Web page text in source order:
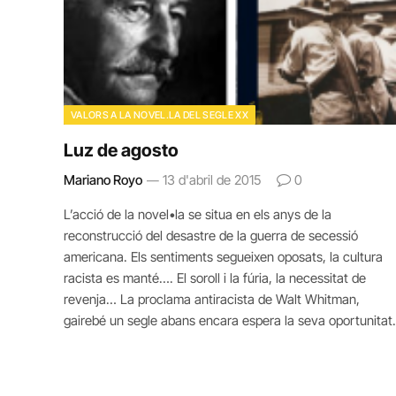
VALORS A LA NOVEL.LA DEL SEGLE XX
Luz de agosto
Mariano Royo 13 d'abril de 2015 0
L’acció de la novel•la se situa en els anys de la
reconstrucció del desastre de la guerra de secessió
americana. Els sentiments segueixen oposats, la cultura
racista es manté…. El soroll i la fúria, la necessitat de
revenja… La proclama antiracista de Walt Whitman,
gairebé un segle abans encara espera la seva oportunitat.